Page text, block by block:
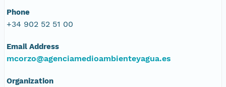
Phone
+34 902 52 51 00
Email Address
mcorzo@agenciamedioambienteyagua.es
Organization